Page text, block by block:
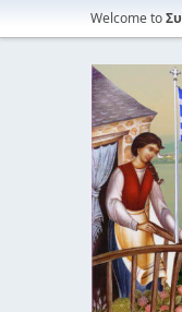
Welcome to